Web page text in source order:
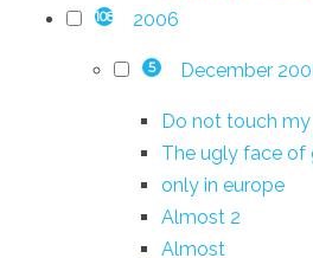
108 2006
5 December
Do not touch
The ugly face of
only in europe
Almost 2
Almost